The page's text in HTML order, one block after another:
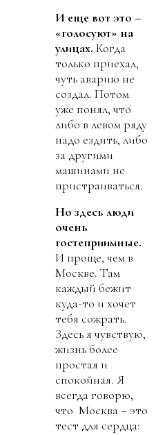
И еще вот это –
«голосуют» на
улицах. Когда
только приехал,
чуть аварию не
создал. Потом
уже понял, что
либо в левом ряду
надо ездить, либо
за другими
машинами не
пристраиваться.
Но здесь люди
очень
гостеприимные.
И проще, чем в
Москве. Там
каждый бежит
куда-то и хочет
тебя сожрать.
Здесь я чувствую,
жизнь более
простая и
спокойная. Я
всегда говорю,
что Москва – это
тест для сердца: